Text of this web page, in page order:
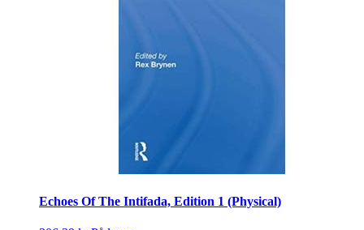
Echoes Of The Intifada, Edition 1 (Physical)